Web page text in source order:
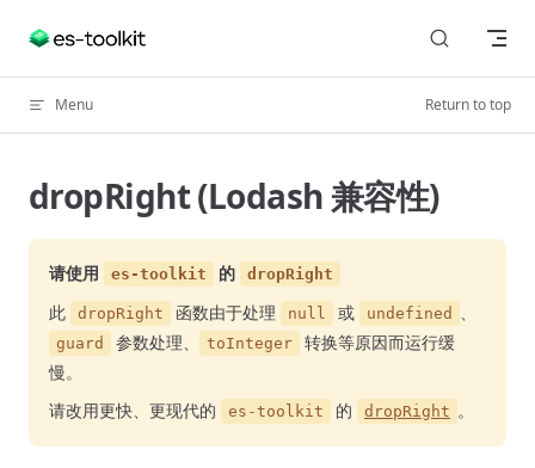
Skip to content
Menu Return to top
dropRight (Lodash 兼容性)
请使用 es-toolkit 的 dropRight
此 dropRight 函数由于处理 null 或 undefined 、
guard 参数处理、 toInteger
转换等原因而运行缓
慢。
请改用更快、更现代的
es-toolkit 的 dropRight 。